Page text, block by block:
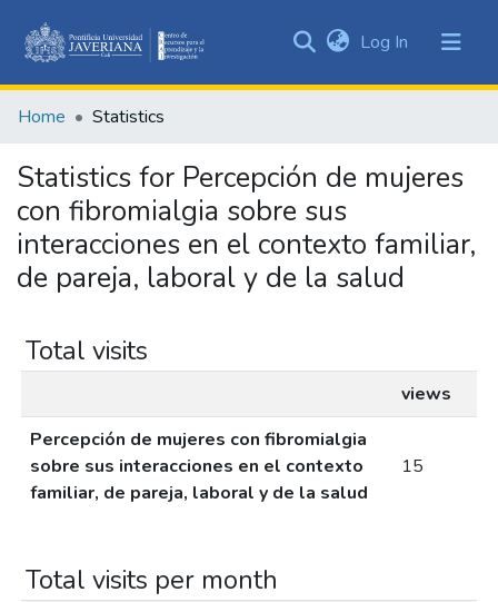
&
All of DSpace
Log In (current)
Home Statistics
Statistics for Percepción de mujeres
con fibromialgia sobre sus
interacciones en el contexto familiar,
de pareja, laboral y de la salud
Total visits
views
Percepción de mujeres con fibromialgia
sobre sus interacciones en el contexto
familiar, de pareja, laboral y de la salud
15
Total visits per month